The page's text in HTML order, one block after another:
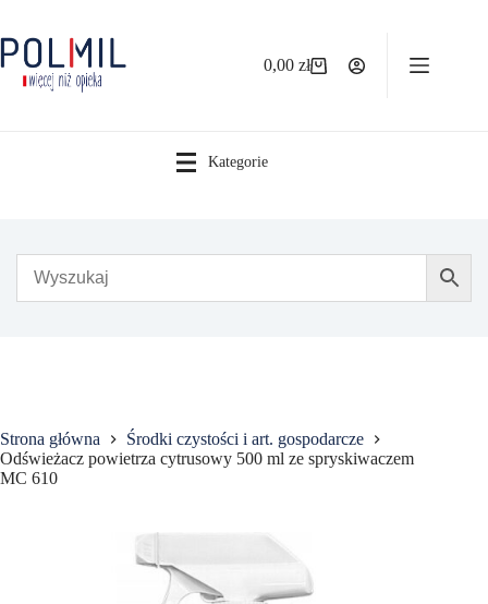
treści
Koszyk
0,00zł
Kategorie
Strona główna
Środki czystości i art. gospodarcze
Odświeżacz powietrza cytrusowy 500 ml ze spryskiwaczem
MC 610